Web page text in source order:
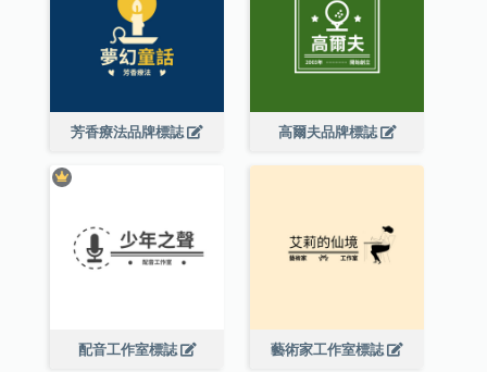
芳香療法品牌標誌 高爾夫品牌標誌
配音工作室標誌 藝術家工作室標誌